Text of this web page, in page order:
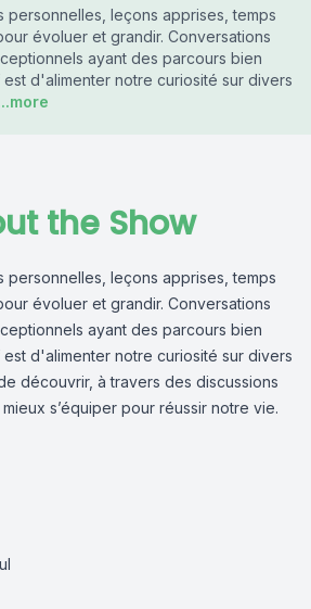
personnelles, leçons apprises, temps
évoluer et grandir. Conversations
ayant des parcours bien
d'alimenter notre curiosité sur divers
the Show
personnelles, leçons apprises, temps
évoluer et grandir. Conversations
ayant des parcours bien
d'alimenter notre curiosité sur divers
découvrir, à travers des discussions
s’équiper pour réussir notre vie.